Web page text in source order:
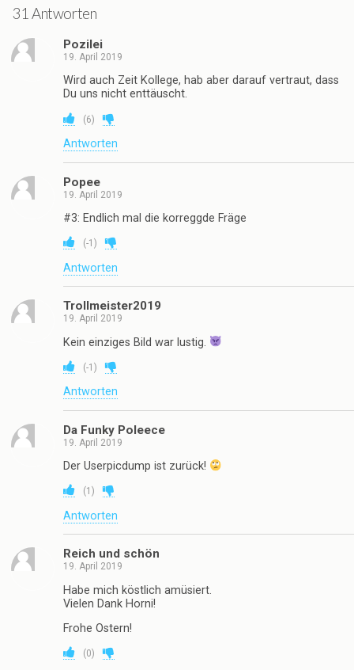
31 Antworten
Pozilei
19. April 2019
Wird auch Zeit Kollege, hab aber darauf vertraut, dass
Du uns nicht enttäuscht.
(6)
Antworten
Popee
19. April 2019
#3: Endlich mal die korreggde Fräge
(-1 )
Antworten
Trollmeister2019
19. April 2019
Kein einziges Bild war lustig.
(-1 )
Antworten
Da Funky Poleece
19. April 2019
Der Userpicdump ist zurück!
(1 )
Antworten
Reich und schön
19. April 2019
Habe mich köstlich amüsiert.
Vielen Dank Horni!
Frohe Ostern!
(0)